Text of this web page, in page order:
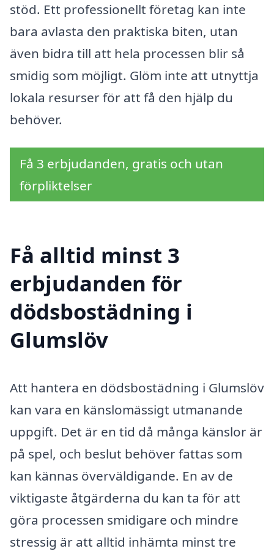
stöd. Ett professionellt företag kan inte
bara avlasta den praktiska biten, utan
även bidra till att hela processen blir så
smidig som möjligt. Glöm inte att utnyttja
lokala resurser för att få den hjälp du
behöver.
Få 3 erbjudanden, gratis och utan
förpliktelser
Få alltid minst 3
erbjudanden för
dödsbostädning i
Glumslöv
Att hantera en dödsbo­städ­ning i Glumslöv
kan vara en känslomässigt utmanande
uppgift. Det är en tid då många känslor är
på spel, och beslut behöver fattas som
kan kännas överväldigande. En av de
viktigaste åtgärderna du kan ta för att
göra processen smidigare och mindre
stressig är att alltid in­hämta minst tre